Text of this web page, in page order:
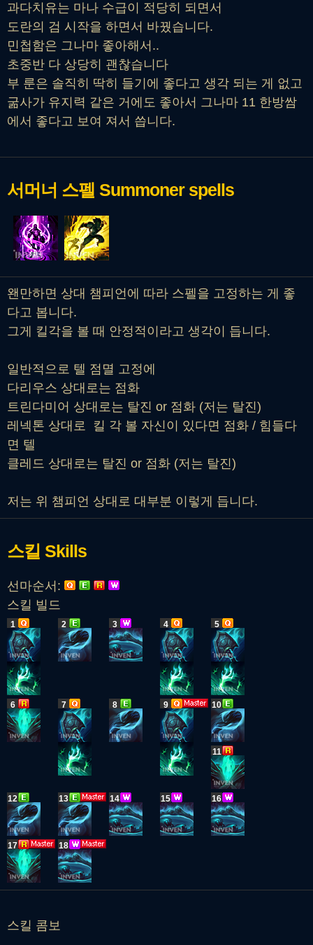
과다치유는 마나 수급이 적당히 되면서
도란의 검 시작을 하면서 바꿨습니다.
민첩함은 그나마 좋아해서..
초중반 다 상당히 괜찮습니다
부 룬은 솔직히 딱히 들기에 좋다고 생각 되는 게 없고
굶사가 유지력 같은 거에도 좋아서 그나마 11 한방쌈
에서 좋다고 보여 져서 씁니다.
서머너 스펠 Summoner spells
왠만하면 상대 챔피언에 따라 스펠을 고정하는 게 좋
다고 봅니다.
그게 킬각을 볼 때 안정적이라고 생각이 듭니다.
일반적으로 텔 점멸 고정에
다리우스 상대로는 점화
트린다미어 상대로는 탈진 or 점화 (저는 탈진)
레넥톤 상대로 킬 각 볼 자신이 있다면 점화 / 힘들다
면 텔
클레드 상대로는 탈진 or 점화 (저는 탈진)
저는 위 챔피언 상대로 대부분 이렇게 듭니다.
스킬 Skills
선마순서:
스킬 빌드
1 2 3 4 5
6 7 8 9 10
11
12 13 14 15 16
17 18
스킬 콤보